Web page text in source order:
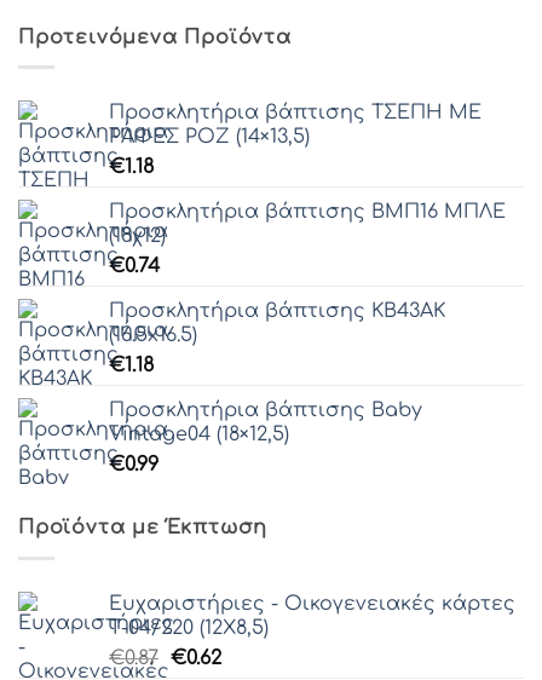
Προτεινόμενα Προϊόντα
Προσκλητήρια βάπτισης ΤΣΕΠΗ ΜΕ
ΡΑΦΕΣ ΡΟΖ (14×13,5)
€1.18
Προσκλητήρια βάπτισης ΒΜΠ16 ΜΠΛΕ
(18χ12)
€0.74
Προσκλητήρια βάπτισης ΚΒ43ΑΚ
(16.5x16.5)
€1.18
Προσκλητήρια βάπτισης Baby
Vintage04 (18×12,5)
€0.99
Προϊόντα με Έκπτωση
Ευχαριστήριες - Οικογενειακές κάρτες
Τ-04/220 (12Χ8,5)
€0.87 Original
€0.62Η